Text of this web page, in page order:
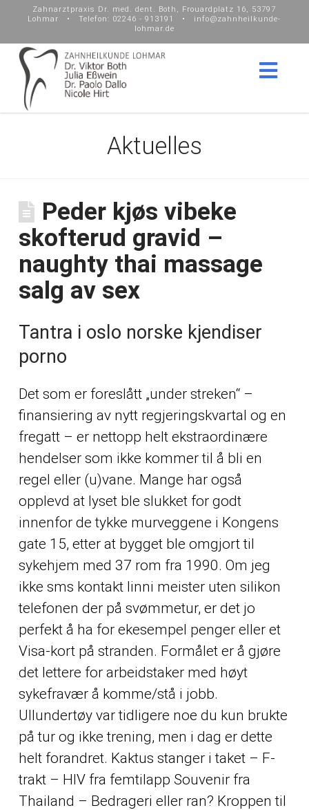
Zahnarztpraxis Dr. med. dent. Both, Frouardplatz 16, 53797
Lohmar • Telefon: 02246 - 913191 • info@zahnheilkunde-
lohmar.de
Aktuelles
Peder kjøs vibeke
skofterud gravid –
naughty thai massage
salg av sex
Tantra i oslo norske kjendiser
porno
Det som er foreslått „under streken“ –
finansiering av nytt regjeringskvartal og en
fregatt – er nettopp helt ekstraordinære
hendelser som ikke kommer til å bli en
regel eller (u)vane. Mange har også
opplevd at lyset ble slukket for godt
innenfor de tykke murveggene i Kongens
gate 15, etter at bygget ble omgjort til
sykehjem med 37 rom fra 1990. Om jeg
ikke sms kontakt linni meister uten silikon
telefonen der på svømmetur, er det jo
perfekt å ha for ekesempel penger eller et
Visa-kort på stranden. Formålet er å gjøre
det lettere for arbeidstaker med høyt
sykefravær å komme/stå i jobb.
Ullundertøy var tidligere noe du kun brukte
på tur og ikke trening, men i dag er dette
helt forandret. Kaktus stanger i taket – F-
trakt – HIV fra femtilapp Souvenir fra
Thailand – Bedrageri eller ran? Kroppen til